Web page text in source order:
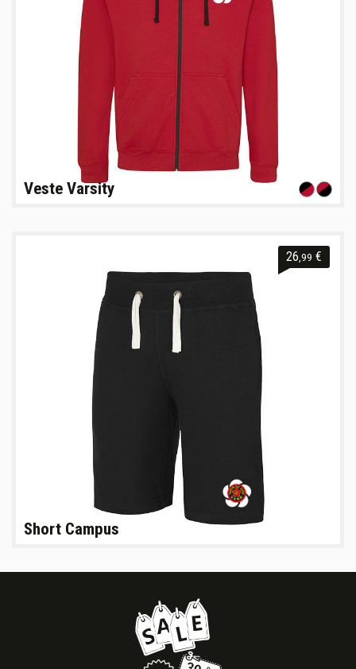
Veste Varsity
26 ,99 €
Short Campus